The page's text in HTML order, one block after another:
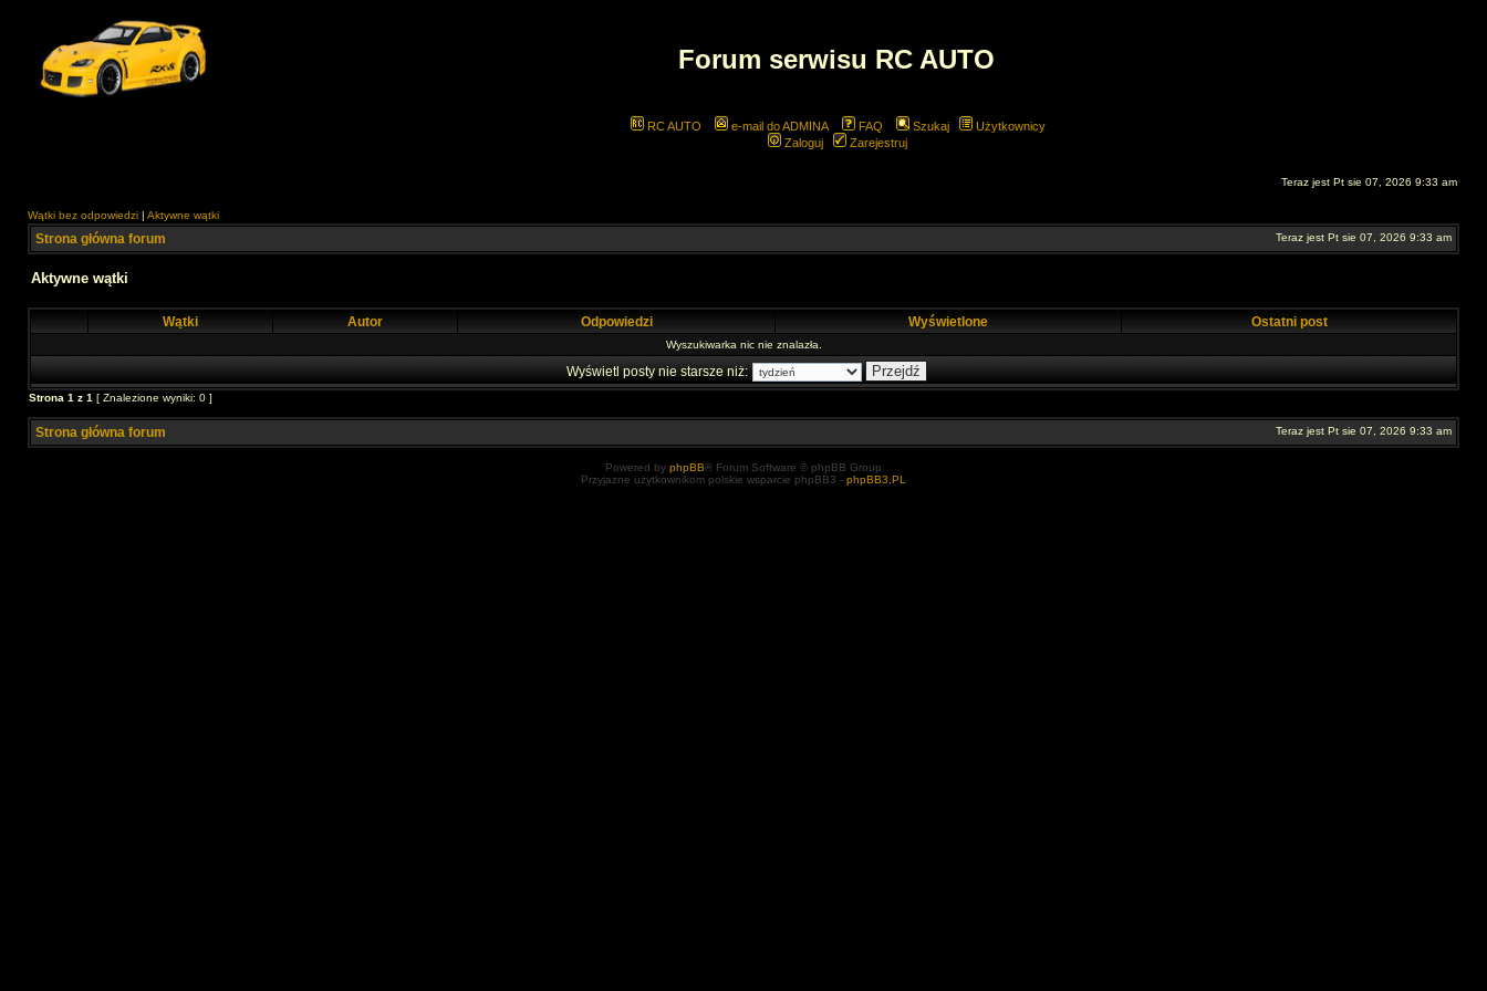
Forum serwisu RC AUTO
RC AUTO e-mail do ADMINA FAQ Szukaj
Użytkownicy
Zaloguj
Zarejestruj
Teraz jest Pt sie 07, 2026 9:33 am
Wątki bez odpowiedzi | Aktywne wątki
Strona główna forum Teraz jest Pt sie 07, 2026 9:33 am
Aktywne wątki
Wątki Autor Odpowiedzi Wyświetlone Ostatni post
Wyszukiwarka nic nie znalazła.
Wyświetl posty nie starsze niż:
Strona 1 z 1 [ Znalezione wyniki: 0 ]
Strona główna forum Teraz jest Pt sie 07, 2026 9:33 am
Powered by phpBB® Forum Software © phpBB Group
Przyjazne użytkownikom polskie wsparcie phpBB3 - phpBB3.PL